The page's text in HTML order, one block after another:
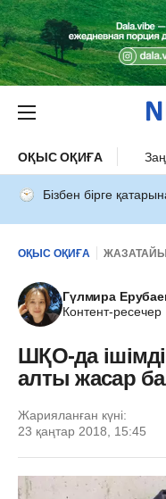
ОҚЫС ОҚИҒА
Бізбен бірге
ОҚЫС ОҚИҒА
Гүлмира
Контент-ресечер
ШҚО-да
алты жасар
Жарияланған күні:
23 қаңтар 2018, 15:45